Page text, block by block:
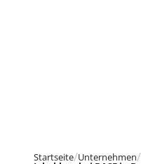
Startseite Unternehmen